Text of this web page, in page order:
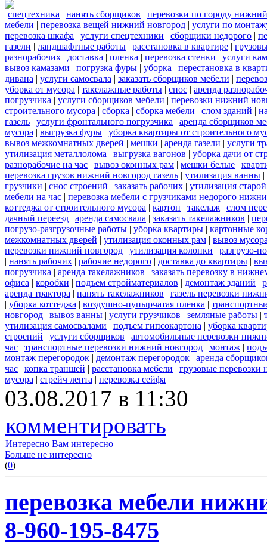
спецтехника | нанять сборщиков | перевозки по городу
мебели | перевозка вещей нижний новгород | услуги по
перевозка шкафа | услуги спецтехники | сборщики недорого |
газели | ландшафтные работы | расстановка в квартире |
разнорабочих | доставка | пленка | перевозка стенки | услуги
вывоз камазами | погрузка фуры | уборка | перестановка в
дивана | услуги самосвала | заказать сборщиков мебели |
уборка от мусора | такелажные работы | снос | аренда
погрузчика | услуги сборщиков мебели | перевозки нижний
строительного мусора | сборка | сборка мебели | слом зданий |
газель | услуги фронтального погрузчика | аренда сборщиков
мусора | выгрузка фуры | уборка квартиры от строительного
вывоз межкомнатных дверей | мешки | аренда газели | услуги
утилизация металлолома | выгрузка вагонов | уборка дачи от
разнорабочие на час | вывоз оконных рам | мешки белые |
перевозка грузов нижний новгород газель | утилизация ванны |
грузчики | снос строений | заказать рабочих | утилизация
мебели на час | перевозка мебели с грузчиками недорого
коттеджа от строительного мусора | картон | такелаж | слом
дачный переезд | аренда самосвала | заказать такелажников |
погрузо-разгрузочные работы | уборка квартиры | картонные
межкомнатных дверей | утилизация оконных рам | вывоз
перевозки нижний новгород | утилизация колонки | разгрузо-
| нанять рабочих | рабочие недорого | доставка до квартиры |
погрузчика | аренда такелажников | заказать перевозку в
офиса | коробки | подъем стройматериалов | демонтаж зданий |
аренда трактора | нанять такелажников | газель перевозки
| уборка коттеджа | воздушно-пупырчатая пленка |
новгород | вывоз ванны | услуги грузчиков | земляные работы |
утилизация самосвалами | подъем гипсокартона | уборка
строений | услуги сборщиков | автомобильные перевозки
час | транспортные перевозки нижний новгород | монтаж |
монтаж перегородок | демонтаж перегородок | аренда
час | копка траншей | расстановка мебели | грузовые
мусора | стрейч лента | перевозка сейфа
03.08.2017 в 11:30
комментировать
Интересно Вам интересно
Больше не интересно
(0)
перевозка мебели
8-960-195-8475